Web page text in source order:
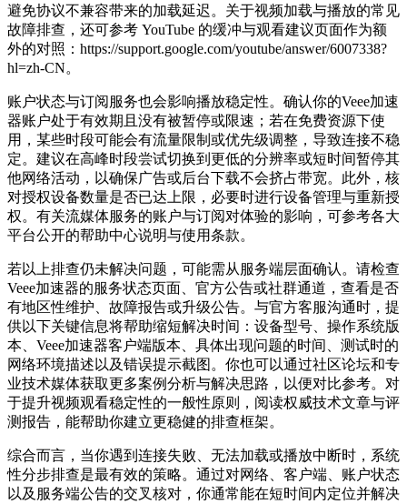
避免协议不兼容带来的加载延迟。关于视频加载与播放的常见
故障排查，还可参考 YouTube 的缓冲与观看建议页面作为额
外的对照：https://support.google.com/youtube/answer/6007338?
hl=zh-CN。
账户状态与订阅服务也会影响播放稳定性。确认你的Veee加速
器账户处于有效期且没有被暂停或限速；若在免费资源下使
用，某些时段可能会有流量限制或优先级调整，导致连接不稳
定。建议在高峰时段尝试切换到更低的分辨率或短时间暂停其
他网络活动，以确保广告或后台下载不会挤占带宽。此外，核
对授权设备数量是否已达上限，必要时进行设备管理与重新授
权。有关流媒体服务的账户与订阅对体验的影响，可参考各大
平台公开的帮助中心说明与使用条款。
若以上排查仍未解决问题，可能需从服务端层面确认。请检查
Veee加速器的服务状态页面、官方公告或社群通道，查看是否
有地区性维护、故障报告或升级公告。与官方客服沟通时，提
供以下关键信息将帮助缩短解决时间：设备型号、操作系统版
本、Veee加速器客户端版本、具体出现问题的时间、测试时的
网络环境描述以及错误提示截图。你也可以通过社区论坛和专
业技术媒体获取更多案例分析与解决思路，以便对比参考。对
于提升视频观看稳定性的一般性原则，阅读权威技术文章与评
测报告，能帮助你建立更稳健的排查框架。
综合而言，当你遇到连接失败、无法加载或播放中断时，系统
性分步排查是最有效的策略。通过对网络、客户端、账户状态
以及服务端公告的交叉核对，你通常能在短时间内定位并解决